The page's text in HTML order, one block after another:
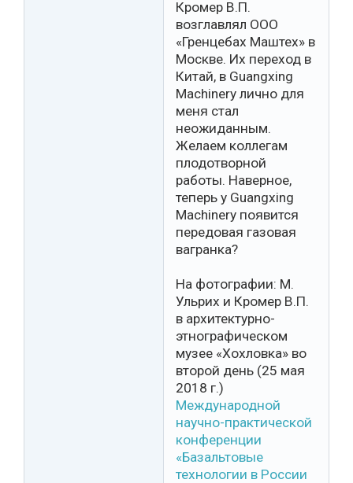
Кромер В.П.
возглавлял ООО
«Гренцебах Маштех» в
Москве. Их переход в
Китай, в Guangxing
Machinery лично для
меня стал
неожиданным.
Желаем коллегам
плодотворной
работы. Наверное,
теперь у Guangxing
Machinery появится
передовая газовая
вагранка?
На фотографии: М.
Ульрих и Кромер В.П.
в архитектурно-
этнографическом
музее «Хохловка» во
второй день (25 мая
2018 г.)
Международной
научно-практической
конференции
«Базальтовые
технологии в России